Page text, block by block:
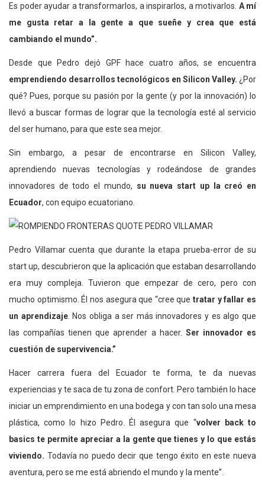
Es poder ayudar a transformarlos, a inspirarlos, a motivarlos. A mí
me gusta retar a la gente a que sueñe y crea que está
cambiando el mundo”.
Desde que Pedro dejó GPF hace cuatro años, se encuentra
emprendiendo desarrollos tecnológicos en Silicon Valley. ¿Por
qué? Pues, porque su pasión por la gente (y por la innovación) lo
llevó a buscar formas de lograr que la tecnología esté al servicio
del ser humano, para que este sea mejor.
Sin embargo, a pesar de encontrarse en Silicon Valley,
aprendiendo nuevas tecnologías y rodeándose de grandes
innovadores de todo el mundo, su nueva start up la creó en
Ecuador, con equipo ecuatoriano.
Pedro Villamar cuenta que durante la etapa prueba-error de su
start up, descubrieron que la aplicación que estaban desarrollando
era muy compleja. Tuvieron que empezar de cero, pero con
mucho optimismo. Él nos asegura que “cree quetratar y fallar es
un aprendizaje. Nos obliga a ser más innovadores y es algo que
las compañías tienen que aprender a hacer. Ser innovador es
cuestión de supervivencia.”
Hacer carrera fuera del Ecuador te forma, te da nuevas
experiencias y te saca de tu zona de confort. Pero también lo hace
iniciar un emprendimiento en una bodega y con tan solo una mesa
plástica, como lo hizo Pedro. Él asegura que “volver back to
basics te permite apreciar a la gente que tienes y lo que estás
viviendo. Todavía no puedo decir que tengo éxito en este nueva
aventura, pero se me está abriendo el mundo y la mente”.